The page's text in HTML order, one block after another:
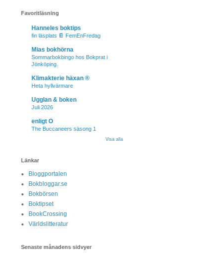
Favoritläsning
Hanneles boktips
fin läsplats 📔 FemEnFredag
Mias bokhörna
Sommarbokbingo hos Bokprat i
Jönköping.
Klimakterie häxan ®
Heta hyllvärmare
Ugglan & boken
Juli 2026
enligt O
The Buccaneers säsong 1
Visa alla
Länkar
Bloggportalen
Bokbloggar.se
Bokbörsen
Boktipset
BookCrossing
Världslitteratur
Senaste månadens sidvyer